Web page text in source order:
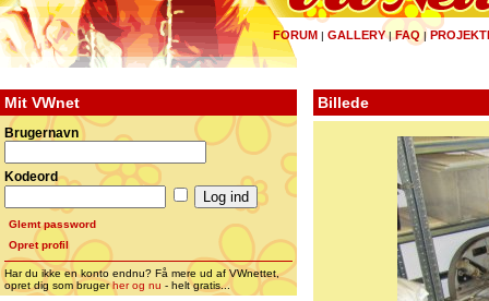
FORUM | GALLERY|FAQ |
Mit VWnet
Brugernavn
Kodeord
Glemt password
Opret profil
Har du ikke en konto endnu? Få mere ud af VWnettet,
opret dig som brugerher og nu - helt gratis...
Billede